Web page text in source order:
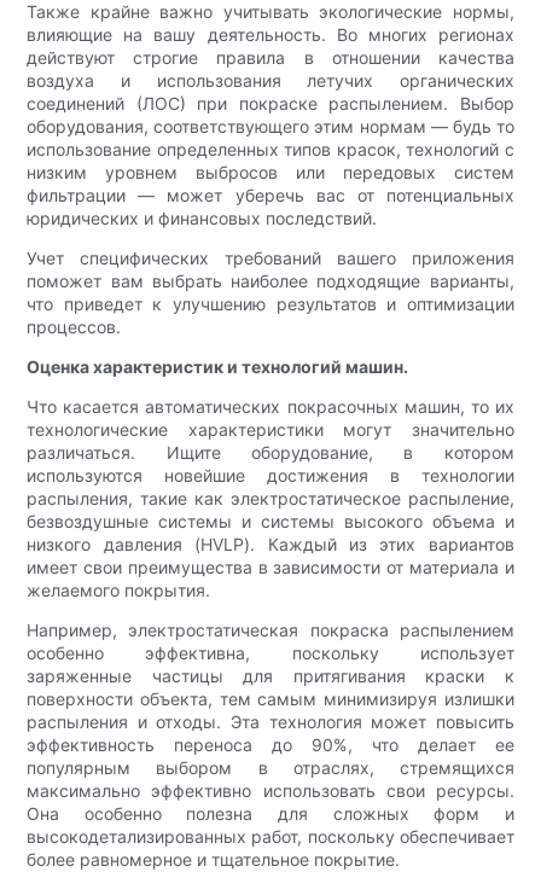
Также крайне важно учитывать экологические нормы,
влияющие на вашу деятельность. Во многих регионах
действуют строгие правила в отношении качества
воздуха и использования летучих органических
соединений (ЛОС) при покраске распылением. Выбор
оборудования, соответствующего этим нормам — будь то
использование определенных типов красок, технологий с
низким уровнем выбросов или передовых систем
фильтрации — может уберечь вас от потенциальных
юридических и финансовых последствий.
Учет специфических требований вашего приложения
поможет вам выбрать наиболее подходящие варианты,
что приведет к улучшению результатов и оптимизации
процессов.
Оценка характеристик и технологий машин.
Что касается автоматических покрасочных машин, то их
технологические характеристики могут значительно
различаться. Ищите оборудование, в котором
используются новейшие достижения в технологии
распыления, такие как электростатическое распыление,
безвоздушные системы и системы высокого объема и
низкого давления (HVLP). Каждый из этих вариантов
имеет свои преимущества в зависимости от материала и
желаемого покрытия.
Например, электростатическая покраска распылением
особенно эффективна, поскольку использует
заряженные частицы для притягивания краски к
поверхности объекта, тем самым минимизируя излишки
распыления и отходы. Эта технология может повысить
эффективность переноса до 90%, что делает ее
популярным выбором в отраслях, стремящихся
максимально эффективно использовать свои ресурсы.
Она особенно полезна для сложных форм и
высокодетализированных работ, поскольку обеспечивает
более равномерное и тщательное покрытие.